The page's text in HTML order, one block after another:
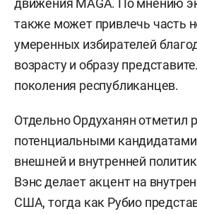
движения MAGA. По мнению
также может привлечь часть
умеренных избирателей
возрасту и образу
поколения республиканцев.
Отдельно Ордуханян отметил
потенциальными
внешней и внутренней
Вэнс делает акцент на
США, тогда как Рубио